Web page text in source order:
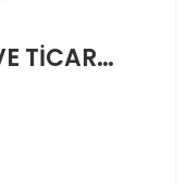
ARYA HALI SANAYİ VE TİCARET LTD ŞTİ